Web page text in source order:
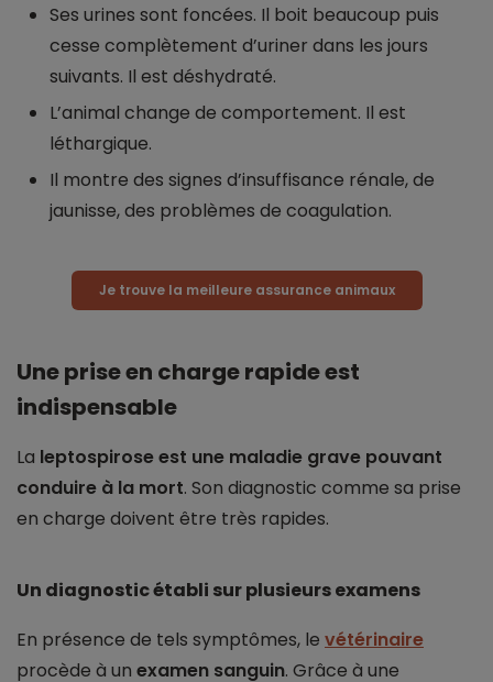
Ses urines sont foncées. Il boit beaucoup puis
cesse complètement d’uriner dans les jours
suivants. Il est déshydraté.
L’animal change de comportement. Il est
léthargique.
Il montre des signes d’insuffisance rénale, de
jaunisse, des problèmes de coagulation.
Je trouve la meilleure assurance animaux
Une prise en charge rapide est
indispensable
La leptospirose est une maladie grave pouvant
conduire à la mort. Son diagnostic comme sa prise
en charge doivent être très rapides.
Un diagnostic établi sur plusieurs examens
En présence de tels symptômes, le vétérinaire
procède à un examen sanguin. Grâce à une